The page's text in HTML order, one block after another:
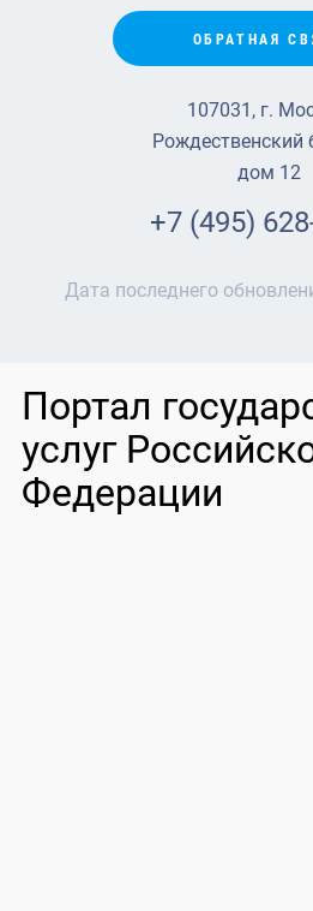
ОБРАТНАЯ
107031, г.
Рождественский
дом 12
+7 (495)
Дата последнего
Портал
услуг
Федерации